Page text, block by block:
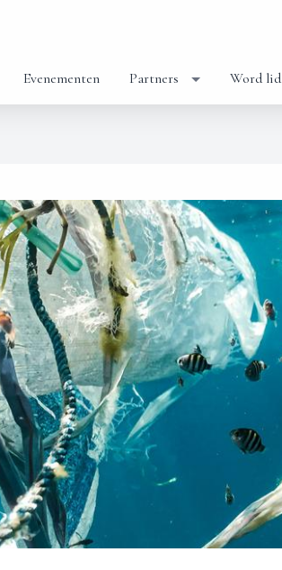
Evenementen Partners Word lid